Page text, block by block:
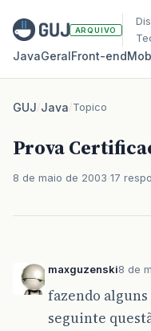
ARQUIVO
JavaGeralFront‑end
GUJ/Java/Topico
Prova
8 de maio de 2003 17
maxguzenski8 de
fazendo
seguinte